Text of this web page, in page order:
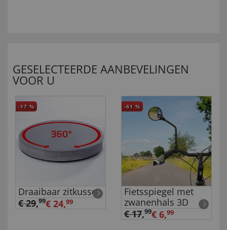
GESELECTEERDE AANBEVELINGEN
VOOR U
-17 %
Draaibaar zitkussen
€ 29,99€ 24,99
-61 %
Fietsspiegel met
zwanenhals 3D
€ 17,99€ 6,99